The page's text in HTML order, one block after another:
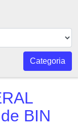
Categoria
BIN